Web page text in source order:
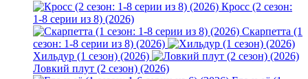
Кросс (2 сезон:
1-8 серии из 8) (2026)
Скарпетта (1
сезон: 1-8 серии из 8) (2026)
Хильдур (1 сезон) (2026)
Ловкий плут (2 сезон) (2026)